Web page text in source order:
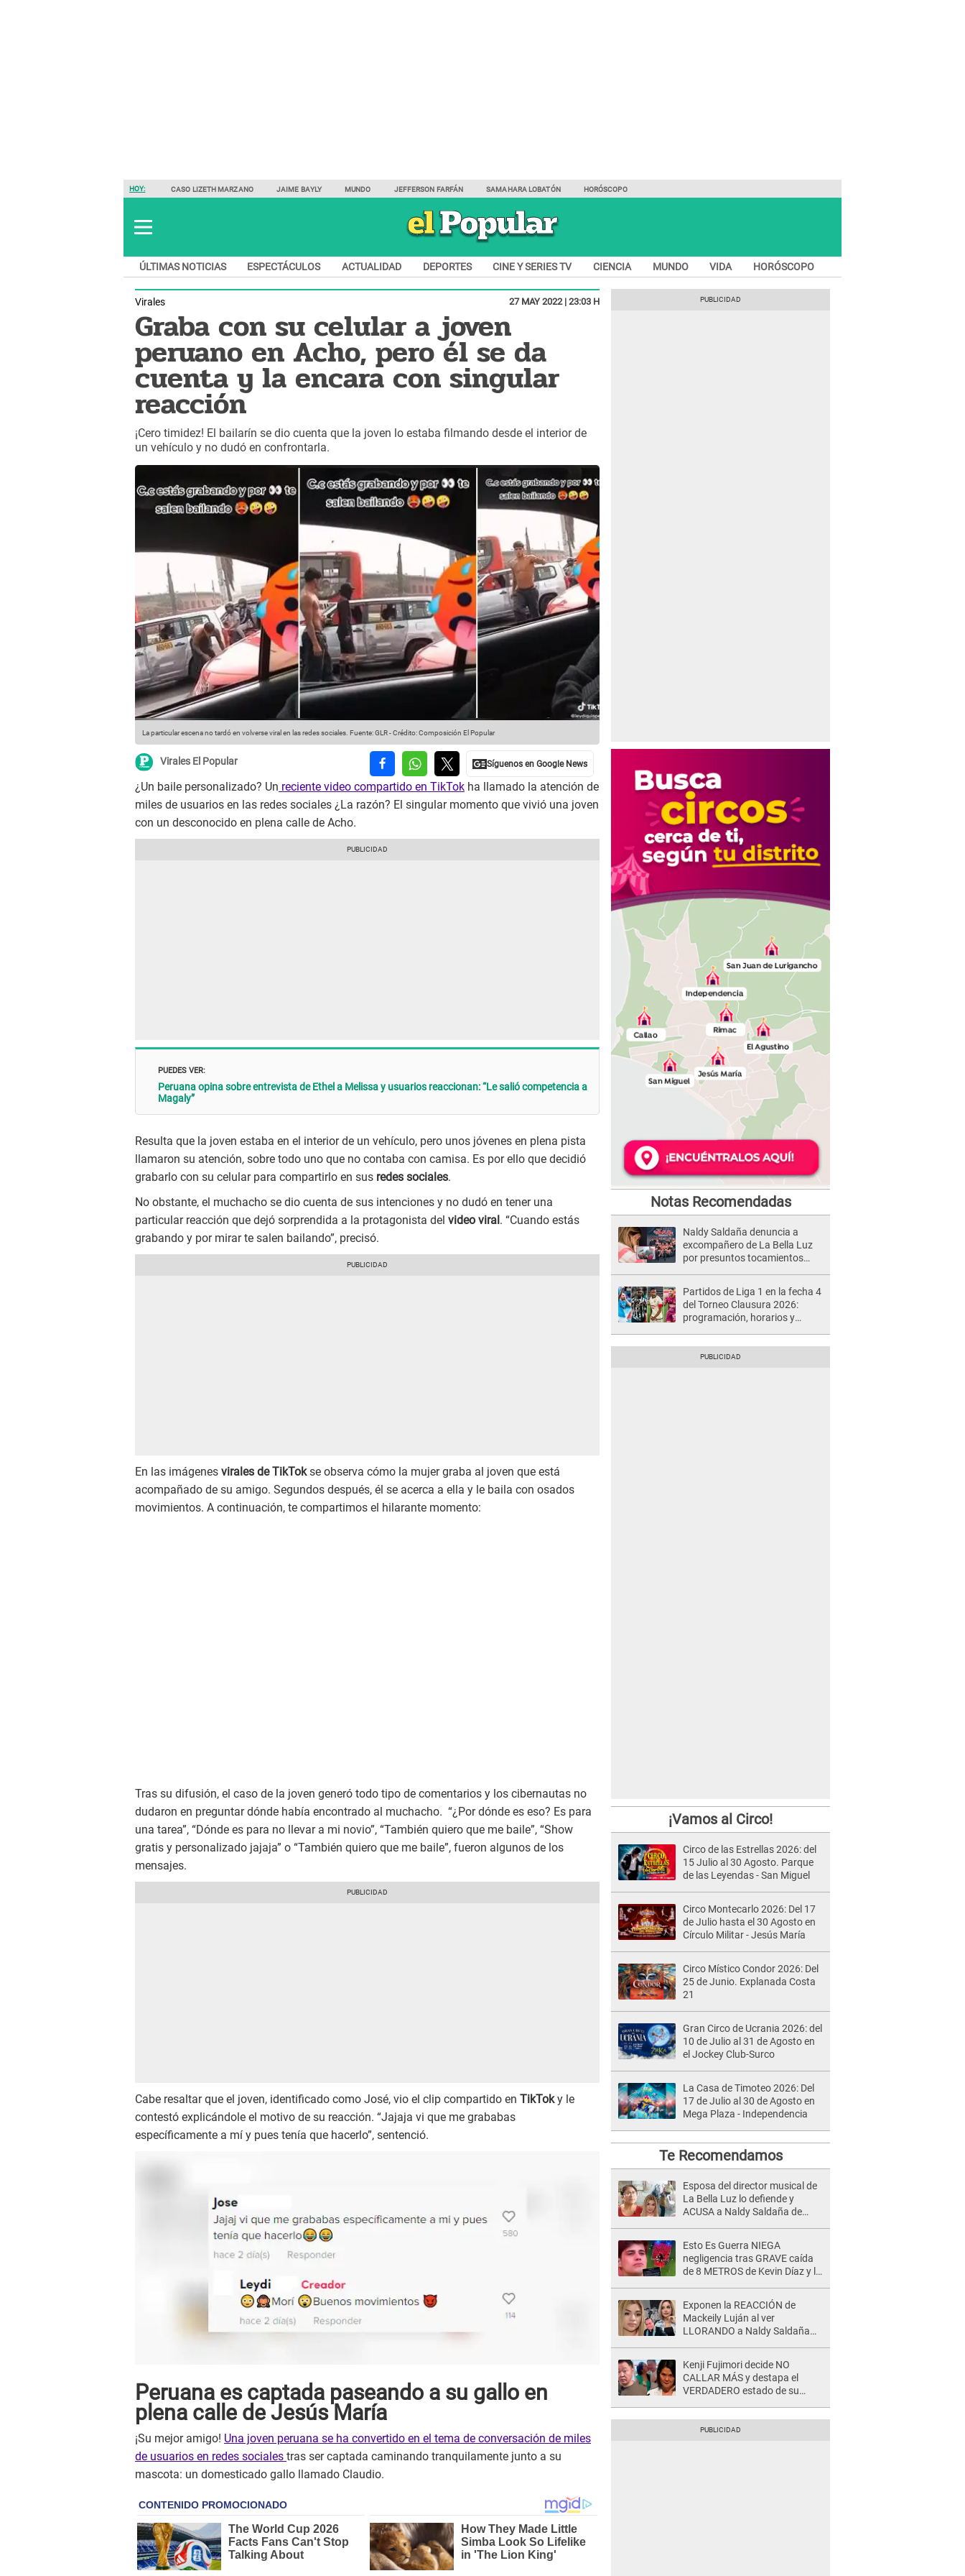
HOY: CASO LIZETH MARZANO JAIME BAYLY MUNDO JEFFERSON FARFÁN SAMAHARA LOBATÓN HORÓSCOPO
ÚLTIMAS NOTICIAS ESPECTÁCULOS ACTUALIDAD DEPORTES CINE Y SERIES TV CIENCIA MUNDO VIDA HORÓSCOPO
Virales 27 MAY 2022 | 23:03 H
Graba con su celular a joven
peruano en Acho, pero él se da
cuenta y la encara con singular
reacción
¡Cero timidez! El bailarín se dio cuenta que la joven lo estaba filmando desde el interior de
un vehículo y no dudó en confrontarla.
La particular escena no tardó en volverse viral en las redes sociales. Fuente: GLR-Crédito: Composición El Popular
Virales El Popular
¿Un baile personalizado? Un reciente video compartido en TikTok ha llamado la atención de
miles de usuarios en las redes sociales ¿La razón? El singular momento que vivió una joven
con un desconocido en plena calle de Acho.
PUEDES VER:
Peruana opina sobre entrevista de Ethel a Melissa y usuarios reaccionan: “Le salió competencia a
Magaly”
Resulta que la joven estaba en el interior de un vehículo, pero unos jóvenes en plena pista
llamaron su atención, sobre todo uno que no contaba con camisa. Es por ello que decidió
grabarlo con su celular para compartirlo en sus redes sociales.
No obstante, el muchacho se dio cuenta de sus intenciones y no dudó en tener una
particular reacción que dejó sorprendida a la protagonista del video viral . “Cuando estás
grabando y por mirar te salen bailando”, precisó.
En las imágenes virales de TikTokse observa cómo la mujer graba al joven que está
acompañado de su amigo. Segundos después, él se acerca a ella y le baila con osados
movimientos. A continuación, te compartimos el hilarante momento:
Tras su difusión, el caso de la joven generó todo tipo de comentarios y los cibernautas no
dudaron en preguntar dónde había encontrado al muchacho. “¿Por dónde es eso? Es para
una tarea”, “Dónde es para no llevar a mi novio”, “También quiero que me baile”, “Show
gratis y personalizado jajaja” o “También quiero que me baile”, fueron algunos de los
mensajes.
Cabe resaltar que el joven, identificado como José, vio el clip compartido en TikToky le
contestó explicándole el motivo de su reacción. “Jajaja vi que me grababas
específicamente a mí y pues tenía que hacerlo”, sentenció.
Peruana es captada paseando a su gallo en
plena calle de Jesús María
¡Su mejor amigo! Una joven peruana se ha convertido en el tema de conversación de miles
de usuarios en redes sociales tras ser captada caminando tranquilamente junto a su
mascota: un domesticado gallo llamado Claudio.
Notas Recomendadas
Naldy Saldaña denuncia a
excompañero de La Bella Luz
por presuntos tocamientos
Partidos de Liga 1 en la fecha 4
del Torneo Clausura 2026:
programación, horarios y
¡Vamos al Circo!
Circo de las Estrellas 2026: del
15 Julio al 30 Agosto. Parque
de las Leyendas - San Miguel
Circo Montecarlo 2026: Del 17
de Julio hasta el 30 Agosto en
Círculo Militar - Jesús María
Circo Místico Condor 2026: Del
25 de Junio. Explanada Costa
21
Gran Circo de Ucrania 2026: del
10 de Julio al 31 de Agosto en
el Jockey Club-Surco
La Casa de Timoteo 2026: Del
17 de Julio al 30 de Agosto en
Mega Plaza - Independencia
Te Recomendamos
Esposa del director musical de
La Bella Luz lo defiende y
ACUSA a Naldy Saldaña de
Esto Es Guerra NIEGA
negligencia tras GRAVE caída
de 8 METROS de Kevin Díaz y lo
Exponen la REACCIÓN de
Mackeily Luján al ver
LLORANDO a Naldy Saldaña
Kenji Fujimori decide NO
CALLAR MÁS y destapa el
VERDADERO estado de su
suegra..."